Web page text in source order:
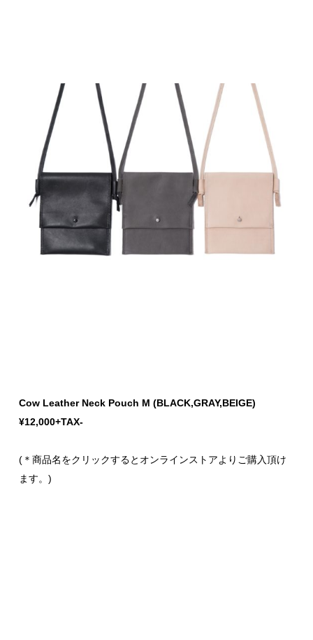
Cow Leather Neck Pouch M (BLACK,GRAY,BEIGE)
¥12,000+TAX-
(＊商品名をクリックするとオンラインストアよりご購入頂け
ます。)